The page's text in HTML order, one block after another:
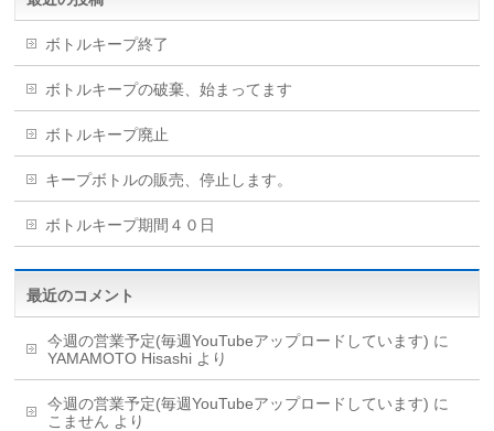
ボトルキープ終了
ボトルキープの破棄、始まってます
ボトルキープ廃止
キープボトルの販売、停止します。
ボトルキープ期間４０日
最近のコメント
今週の営業予定(毎週YouTubeアップロードしています) に
YAMAMOTO Hisashi より
今週の営業予定(毎週YouTubeアップロードしています) に
こません より